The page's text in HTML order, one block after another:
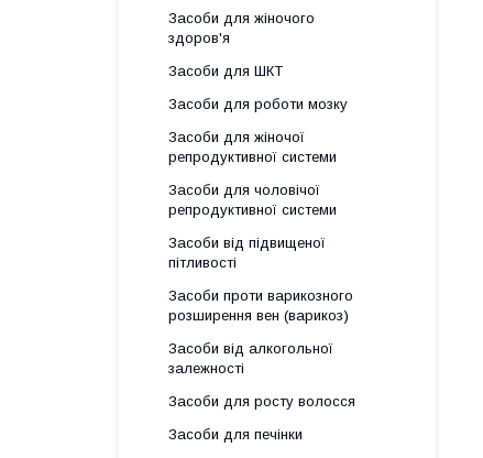
Засоби для жіночого
здоров'я
Засоби для ШКТ
Засоби для роботи мозку
Засоби для жіночої
репродуктивної системи
Засоби для чоловічої
репродуктивної системи
Засоби від підвищеної
пітливості
Засоби проти варикозного
розширення вен (варикоз)
Засоби від алкогольної
залежності
Засоби для росту волосся
Засоби для печінки